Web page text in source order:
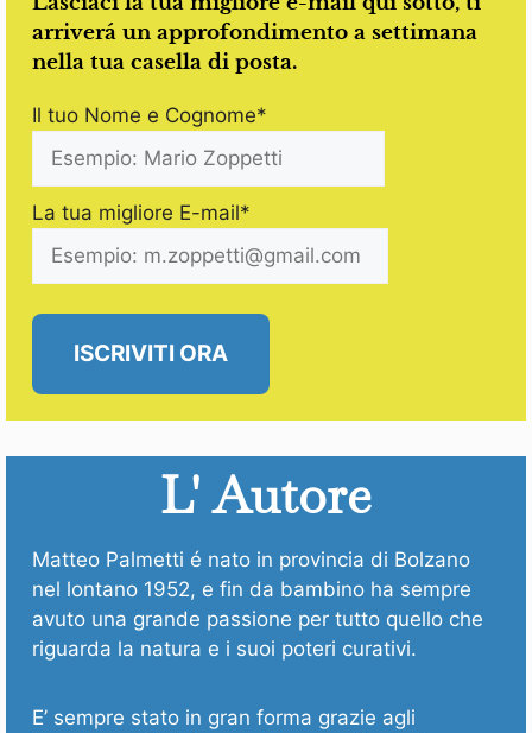
arriverá un approfondimento a settimana
nella tua casella di posta.
Il tuo Nome e Cognome*
La tua migliore E-mail*
ISCRIVITI ORA
L' Autore
Matteo Palmetti é nato in provincia di Bolzano
nel lontano 1952, e fin da bambino ha sempre
avuto una grande passione per tutto quello che
riguarda la natura e i suoi poteri curativi.
E’ sempre stato in gran forma grazie agli